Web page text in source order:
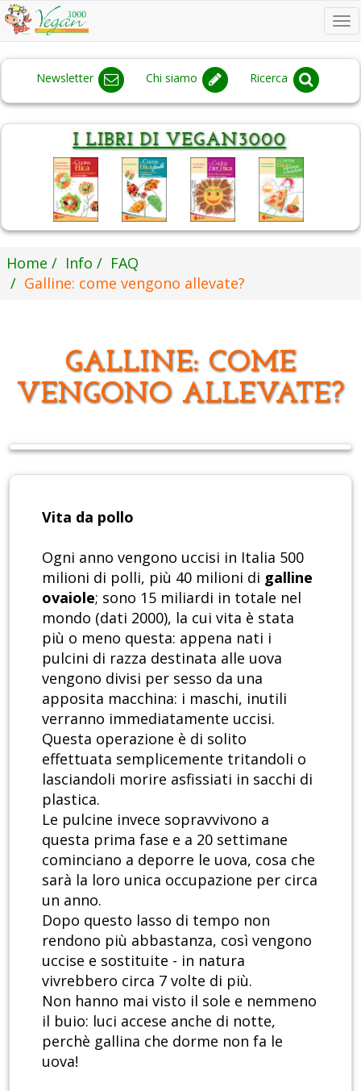
Newsletter Chi siamo Ricerca
Home Info
FAQ
Galline: come vengono allevate?
GALLINE: COME
VENGONO ALLEVATE?
Vita da pollo
Ogni anno vengono uccisi in Italia 500
milioni di polli, più 40 milioni di galline
ovaiole; sono 15 miliardi in totale nel
mondo (dati 2000), la cui vita è stata
più o meno questa: appena nati i
pulcini di razza destinata alle uova
vengono divisi per sesso da una
apposita macchina: i maschi, inutili
verranno immediatamente uccisi.
Questa operazione è di solito
effettuata semplicemente tritandoli o
lasciandoli morire asfissiati in sacchi di
plastica.
Le pulcine invece sopravvivono a
questa prima fase e a 20 settimane
cominciano a deporre le uova, cosa che
sarà la loro unica occupazione per circa
un anno.
Dopo questo lasso di tempo non
rendono più abbastanza, così vengono
uccise e sostituite - in natura
vivrebbero circa 7 volte di più.
Non hanno mai visto il sole e nemmeno
il buio: luci accese anche di notte,
perchè gallina che dorme non fa le
uova!